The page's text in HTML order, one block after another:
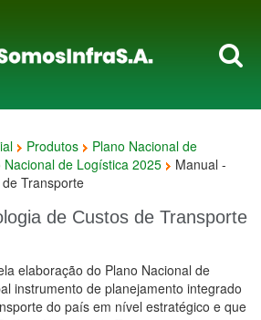
Produtos
Plano Nacional de
Nacional de Logística 2025
Manual -
Transporte
de Custos de Transporte
elaboração do Plano Nacional de
instrumento de planejamento integrado
do país em nível estratégico e que